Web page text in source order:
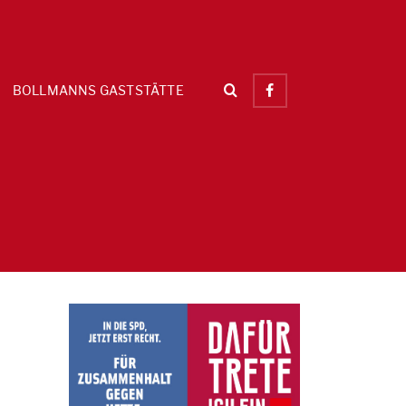
BOLLMANNS GASTSTÄTTE